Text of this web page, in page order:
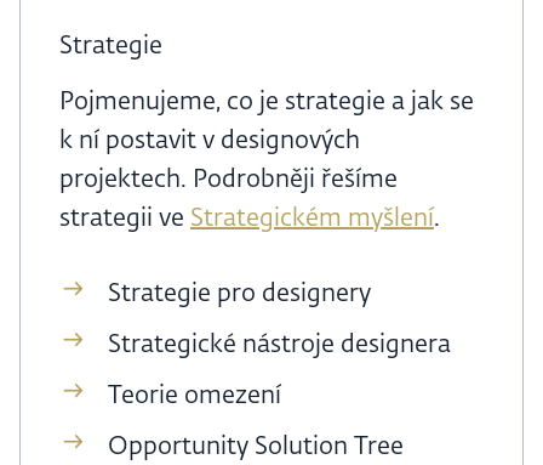
Strategie
Pojmenujeme, co je strategie a jak se
k ní postavit v designových
projektech. Podrobněji řešíme
strategii ve Strategickém myšlení.
Strategie pro designery
Strategické nástroje designera
Teorie omezení
Opportunity Solution Tree